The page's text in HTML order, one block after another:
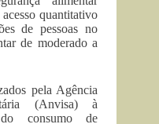
quantitativo
de pessoas no
de moderado a
pela Agência
(Anvisa) à
do consumo de